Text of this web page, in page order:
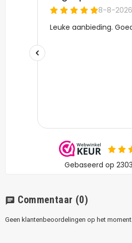
chat Commentaar (0)
Geen klantenbeoordelingen op het moment.